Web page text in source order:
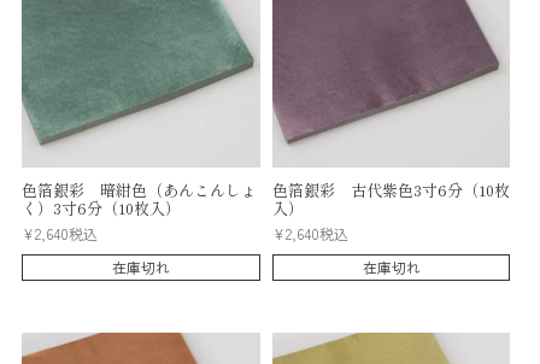
色箔銀彩 暗紺色（あんこんしょ
く）3寸6分（10枚入）
¥2,640税込
在庫切れ
色箔銀彩 古代紫色3寸6分（10枚
入）
¥2,640税込
在庫切れ